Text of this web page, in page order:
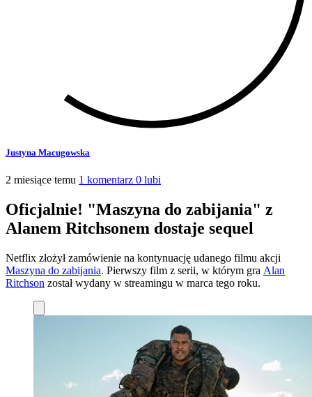
Justyna Macugowska
2 miesiące temu 1 komentarz 0 lubi
Oficjalnie! "Maszyna do zabijania" z
Alanem Ritchsonem dostaje sequel
Netflix złożył zamówienie na kontynuację udanego filmu akcji
Maszyna do zabijania. Pierwszy film z serii, w którym gra Alan
Ritchson został wydany w streamingu w marca tego roku.